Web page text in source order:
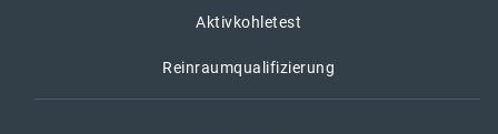
Aktivkohletest
Reinraumqualifizierung